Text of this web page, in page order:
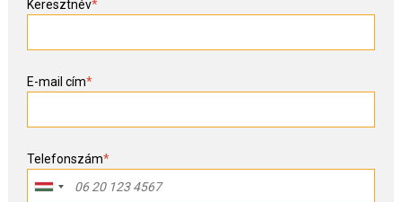
Keresztnév*
E-mail cím*
Telefonszám*